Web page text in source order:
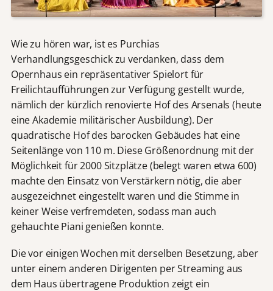
Wie zu hören war, ist es Purchias
Verhandlungsgeschick zu verdanken, dass dem
Opernhaus ein repräsentativer Spielort für
Freilichtaufführungen zur Verfügung gestellt wurde,
nämlich der kürzlich renovierte Hof des Arsenals (heute
eine Akademie militärischer Ausbildung). Der
quadratische Hof des barocken Gebäudes hat eine
Seitenlänge von 110 m. Diese Größenordnung mit der
Möglichkeit für 2000 Sitzplätze (belegt waren etwa 600)
machte den Einsatz von Verstärkern nötig, die aber
ausgezeichnet eingestellt waren und die Stimme in
keiner Weise verfremdeten, sodass man auch
gehauchte Piani genießen konnte.
Die vor einigen Wochen mit derselben Besetzung, aber
unter einem anderen Dirigenten per Streaming aus
dem Haus übertragene Produktion zeigt ein